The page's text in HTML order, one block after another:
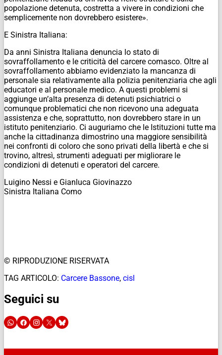
popolazione detenuta, costretta a vivere in condizioni che
semplicemente non dovrebbero esistere».
E Sinistra Italiana:
Da anni Sinistra Italiana denuncia lo stato di
sovraffollamento e le criticità del carcere comasco. Oltre al
sovraffollamento abbiamo evidenziato la mancanza di
personale sia relativamente alla polizia penitenziaria che agli
educatori e al personale medico. A questi problemi si
aggiunge un’alta presenza di detenuti psichiatrici o
comunque problematici che non ricevono una adeguata
assistenza e che, soprattutto, non dovrebbero stare in un
istituto penitenziario. Ci auguriamo che le Istituzioni tutte ma
anche la cittadinanza dimostrino una maggiore sensibilità
nei confronti di coloro che sono privati della libertà e che si
trovino, altresì, strumenti adeguati per migliorare le
condizioni di detenuti e operatori del carcere.
Luigino Nessi e Gianluca Giovinazzo
Sinistra Italiana Como
© RIPRODUZIONE RISERVATA
TAG ARTICOLO: Carcere Bassone, cisl
Seguici su